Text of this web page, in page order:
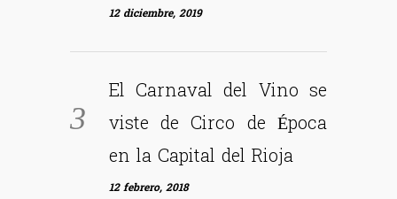
12 diciembre, 2019
El Carnaval del Vino se
viste de Circo de Época
en la Capital del Rioja
12 febrero, 2018